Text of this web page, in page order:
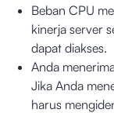
Beban CPU
kinerja server
dapat diakses.
Anda
Jika Anda
harus